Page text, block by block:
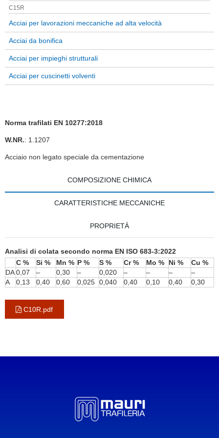
C15R
Acciai per lavorazioni meccaniche ad alta velocità
Acciai da bonifica
Acciai per impieghi strutturali
Acciai per cuscinetti volventi
Norma trafilati EN 10277:2018
W.NR.: 1.1207
Acciaio non legato speciale da cementazione
COMPOSIZIONE CHIMICA
CARATTERISTICHE MECCANICHE
PROPRIETÁ
Analisi di colata secondo norma EN ISO 683-3:2022
C %
Si % Mn % P % S % Cr % Mo % Ni %
Cu %
DA0,07 – 0,30 – 0,020 – – –
–
A
0,13 0,40 0,60 0,025 0,040 0,40 0,10 0,40 0,30
C10R.pdf